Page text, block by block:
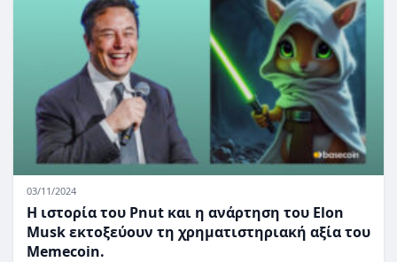
03/11/2024
Η ιστορία του Pnut και η ανάρτηση του Elon
Musk εκτοξεύουν τη χρηματιστηριακή αξία του
Memecoin.